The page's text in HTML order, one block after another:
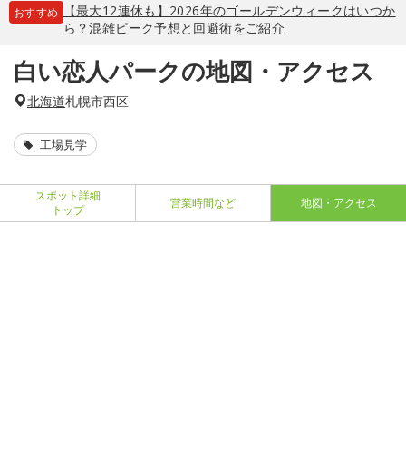
おすすめ
【最大12連休も】2026年のゴールデンウィークはいつか
ら？混雑ピーク予想と回避術をご紹介
白い恋人パークの地図・アクセス
北海道札幌市西区
工場見学
スポット詳細
トップ
営業時間など 地図・アクセス